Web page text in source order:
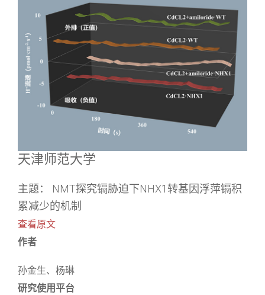
天津师范大学
主题： NMT探究镉胁迫下NHX1转基因浮萍镉积
累减少的机制
查看原文
作者
孙金生、杨琳
研究使用平台